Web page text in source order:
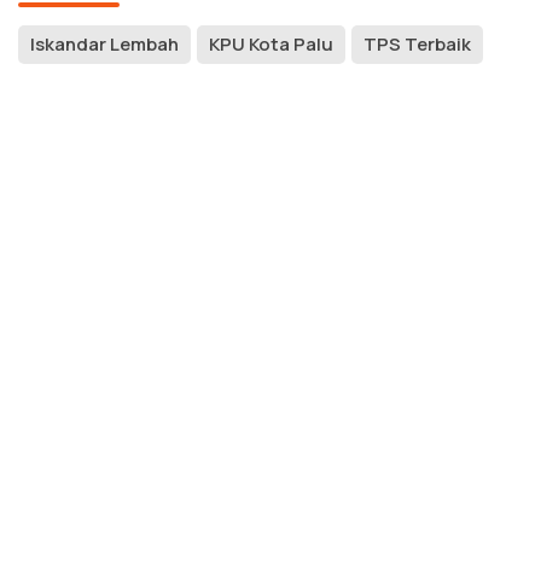
Iskandar Lembah KPU Kota Palu TPS Terbaik